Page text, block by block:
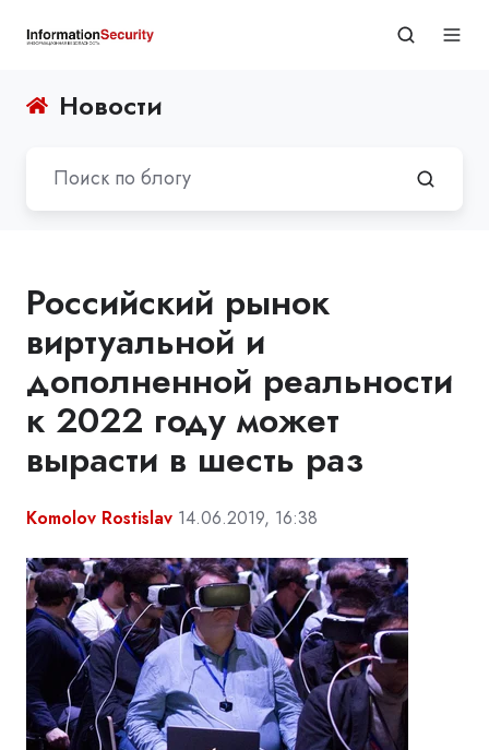
Новости
Российский рынок
виртуальной и
дополненной реальности
к 2022 году может
вырасти в шесть раз
Komolov Rostislav 14.06.2019, 16:38